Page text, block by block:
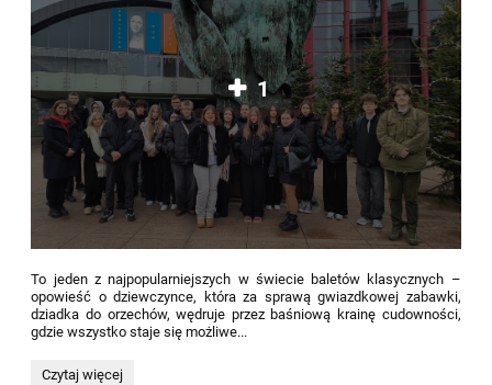
1
To jeden z najpopularniejszych w świecie baletów klasycznych –
opowieść o dziewczynce, która za sprawą gwiazdkowej zabawki,
dziadka do orzechów, wędruje przez baśniową krainę cudowności,
gdzie wszystko staje się możliwe...
Dziadek
Czytaj więcej